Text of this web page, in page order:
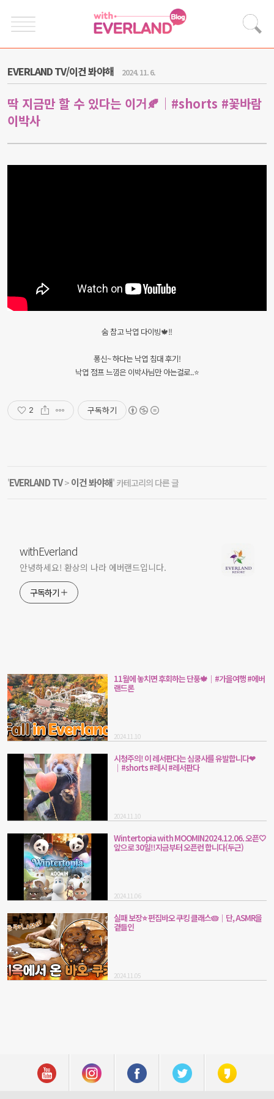
EVERLAND TV/이건 봐야해 2024. 11. 6.
딱 지금만 할 수 있다는 이거🍂│#shorts #꽃바람
이박사
숨 참고 낙엽 다이빙🍁!!
퐁신~ 하다는 낙엽 침대 후기!
낙엽 점프 느낌은 이박사님만 아는걸로..⭐
2 구독하기
'EVERLAND TV> 이건 봐야해' 카테고리의 다른 글
withEverland
안녕하세요! 환상의 나라 에버랜드입니다.
구독하기
11월에 놓치면 후회하는 단풍🍁│#가을여행 #에버
랜드론
2024.11.10
시청주의! 이 레서판다는 심쿵사를 유발합니다❤
│#shorts #레시 #레서판다
2024.11.10
Wintertopia with MOOMIN2024.12.06. 오픈🤍
앞으로 30일!!지금부터 오픈런 합니다(두근)
2024.11.06
실패 보장⭐ 편집바오 쿠킹 클래스🥧│단, ASMR을
곁들인
2024.11.05